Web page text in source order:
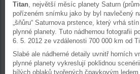
Titan, největší měsíc planety Saturn
pořízeném snímku jako by byl navlečený
„šňůru“ Saturnova prstence, který vrhá
plynné planety. Tuto nádhernou fotografii
6. 5. 2012 ze vzdálenosti 700 000 km od
Slabé ale nádherné detaily uvnitř horních
plynné planety vykreslují poklidnou
bílých oblaků tvořených čpavkovým